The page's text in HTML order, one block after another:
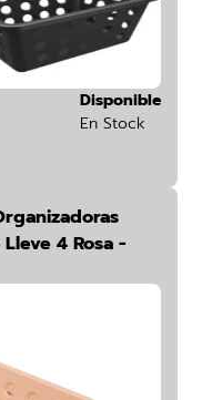
Disponible
En Stock
4 Rosa -